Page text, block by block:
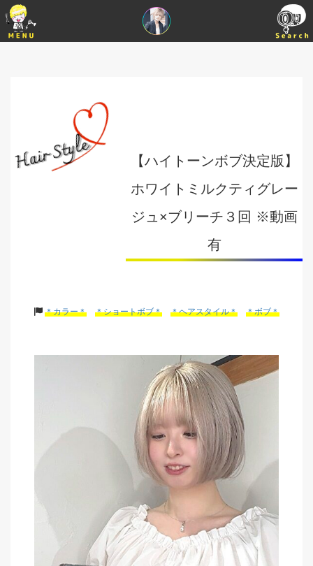
【ハイトーンボブ決定版】
ホワイトミルクティグレー
ジュ×ブリーチ３回 ※動画
有
＊カラー＊ ＊ショートボブ＊ ＊ヘアスタイル＊ ＊ボブ＊